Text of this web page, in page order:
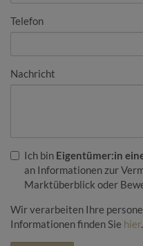
Telefon
Nachricht
Ich bin Eigentümer:in
an Informationen zur
Marktüberblick oder
Wir verarbeiten Ihre
Informationen finden Sie hier.